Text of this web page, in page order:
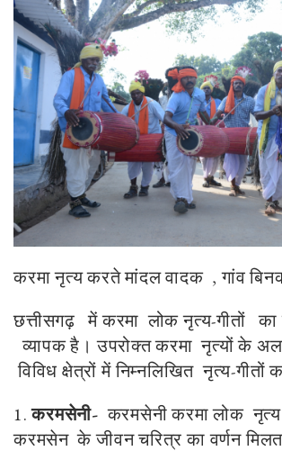
करमा नृत्य करते मांदल वादक , गांव
छत्तीसगढ़ में करमा लोक नृत्य-गीतों का
व्यापक है। उपरोक्त करमा नृत्यों के
विविध क्षेत्रों में निम्नलिखित नृत्य-गीतों
1.करमसेनी- करमसेनी करमा लोक नृत्य
करमसेन के जीवन चरित्र का वर्णन